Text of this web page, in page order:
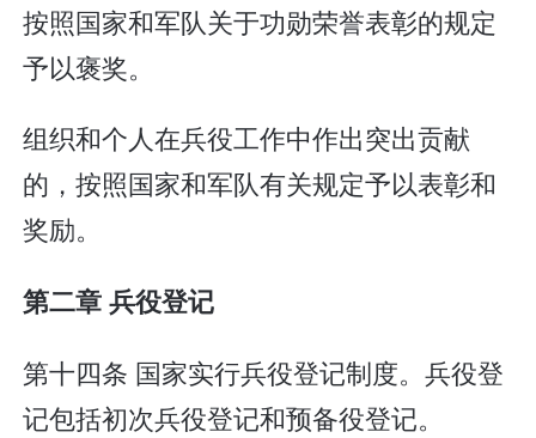
按照国家和军队关于功勋荣誉表彰的规定
予以褒奖。
组织和个人在兵役工作中作出突出贡献
的，按照国家和军队有关规定予以表彰和
奖励。
第二章 兵役登记
第十四条 国家实行兵役登记制度。兵役登
记包括初次兵役登记和预备役登记。